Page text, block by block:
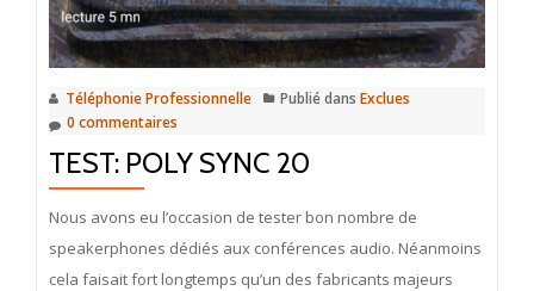
Téléphonie Professionnelle Publié dans Exclues
0 commentaires
TEST: POLY SYNC 20
Nous avons eu l’occasion de tester bon nombre de
speakerphones dédiés aux conférences audio. Néanmoins
cela faisait fort longtemps qu’un des fabricants majeurs